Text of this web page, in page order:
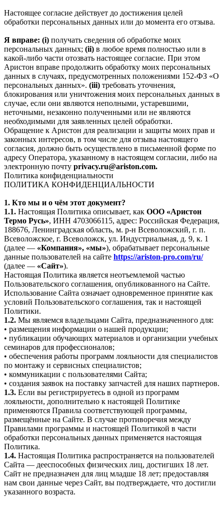
Настоящее согласие действует до достижения целей
обработки персональных данных или до момента его отзыва.
Я вправе: (i) получать сведения об обработке моих
персональных данных; (ii) в любое время полностью или в
какой-либо части отозвать настоящее согласие. При этом
Аристон вправе продолжить обработку моих персональных
данных в случаях, предусмотренных положениями 152-ФЗ «О
персональных данных». (iii) требовать уточнения,
блокирования или уничтожения моих персональных данных в
случае, если они являются неполными, устаревшими,
неточными, незаконно полученными или не являются
необходимыми для заявленных целей обработки.
Обращение к Аристон для реализации и защиты моих прав и
законных интересов, в том числе для отзыва настоящего
согласия, должно быть осуществлено в письменной форме по
адресу Оператора, указанному в настоящем согласии, либо на
электронную почту privacy.ru@ariston.com.
Политика конфиденциальности
ПОЛИТИКА КОНФИДЕНЦИАЛЬНОСТИ
1. Кто мы и о чём этот документ?
1.1. Настоящая Политика описывает, как ООО «Аристон
Термо Русь», ИНН 4703066115, адрес: Российская Федерация,
188676, Ленинградская область, м. р-н Всеволожский, г. п.
Всеволожское, г. Всеволожск, ул. Индустриальная, д. 9, к. 1
(далее — «Компания», «мы»), обрабатывает персональные
данные пользователей на сайте https://ariston-pro.com/ru/
(далее — «Сайт»).
Настоящая Политика является неотъемлемой частью
Пользовательского соглашения, опубликованного на Сайте.
Использование Сайта означает одновременное принятие как
условий Пользовательского соглашения, так и настоящей
Политики.
1.2. Мы являемся владельцами Сайта, предназначенного для:
• размещения информации о нашей продукции;
• публикации обучающих материалов и организации учебных
семинаров для профессионалов;
• обеспечения работы программ лояльности для специалистов
по монтажу и сервисных специалистов;
• коммуникации с пользователями Сайта;
• создания заявок на поставку запчастей для наших партнеров.
1.3. Если вы регистрируетесь в одной из программ
лояльности, дополнительно к настоящей Политике
применяются Правила соответствующей программы,
размещённые на Сайте. В случае противоречия между
Правилами программы и настоящей Политикой в части
обработки персональных данных применяется настоящая
Политика.
1.4. Настоящая Политика распространяется на пользователей
Сайта — дееспособных физических лиц, достигших 18 лет.
Сайт не предназначен для лиц младше 18 лет; предоставляя
нам свои данные через Сайт, вы подтверждаете, что достигли
указанного возраста.